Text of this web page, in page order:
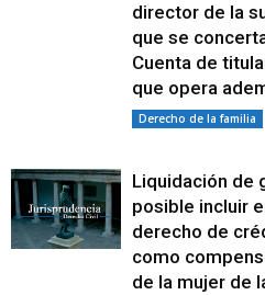
director de la
que se
Cuenta de
que opera
Derecho de la familia
Liquidación de
posible incluir
derecho de
como
de la mujer de